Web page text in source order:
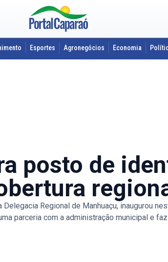
Esportes Agronegócios Economia
posto de
Delegacia Regional de Manhuaçu, inaugurou
parceria com a administração municipal e